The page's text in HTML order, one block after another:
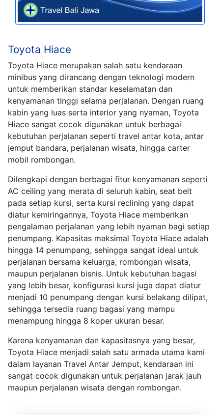
Toyota Hiace
Toyota Hiace merupakan salah satu kendaraan
minibus yang dirancang dengan teknologi modern
untuk memberikan standar keselamatan dan
kenyamanan tinggi selama perjalanan. Dengan ruang
kabin yang luas serta interior yang nyaman, Toyota
Hiace sangat cocok digunakan untuk berbagai
kebutuhan perjalanan seperti travel antar kota, antar
jemput bandara, perjalanan wisata, hingga carter
mobil rombongan.
Dilengkapi dengan berbagai fitur kenyamanan seperti
AC ceiling yang merata di seluruh kabin, seat belt
pada setiap kursi, serta kursi reclining yang dapat
diatur kemiringannya, Toyota Hiace memberikan
pengalaman perjalanan yang lebih nyaman bagi setiap
penumpang. Kapasitas maksimal Toyota Hiace adalah
hingga 14 penumpang, sehingga sangat ideal untuk
perjalanan bersama keluarga, rombongan wisata,
maupun perjalanan bisnis. Untuk kebutuhan bagasi
yang lebih besar, konfigurasi kursi juga dapat diatur
menjadi 10 penumpang dengan kursi belakang dilipat,
sehingga tersedia ruang bagasi yang mampu
menampung hingga 8 koper ukuran besar.
Karena kenyamanan dan kapasitasnya yang besar,
Toyota Hiace menjadi salah satu armada utama kami
dalam layanan Travel Antar Jemput, kendaraan ini
sangat cocok digunakan untuk perjalanan jarak jauh
maupun perjalanan wisata dengan rombongan.